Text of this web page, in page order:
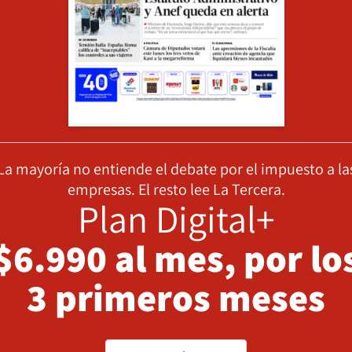
mayoría no entiende el debate por el impuesto a
empresas. El resto lee La Tercera.
Plan Digital+
al mes, por
3 primeros meses